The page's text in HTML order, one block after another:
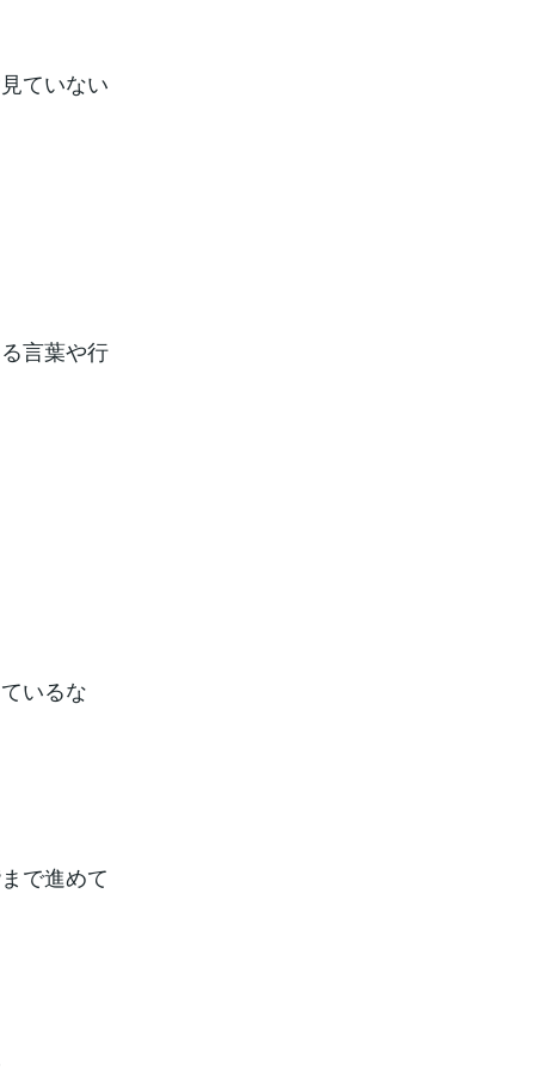
ていない
言葉や行
いるな
で進めて